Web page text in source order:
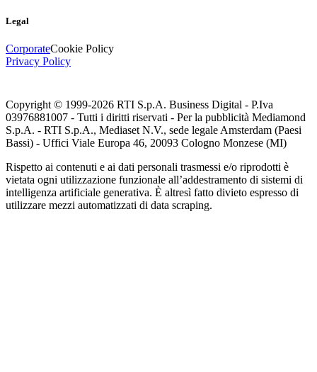
Legal
CorporateCookie Policy
Privacy Policy
Copyright © 1999-2026 RTI S.p.A. Business Digital - P.Iva
03976881007 - Tutti i diritti riservati - Per la pubblicità Mediamond
S.p.A. - RTI S.p.A., Mediaset N.V., sede legale Amsterdam (Paesi
Bassi) - Uffici Viale Europa 46, 20093 Cologno Monzese (MI)
Rispetto ai contenuti e ai dati personali trasmessi e/o riprodotti è
vietata ogni utilizzazione funzionale all’addestramento di sistemi di
intelligenza artificiale generativa. È altresì fatto divieto espresso di
utilizzare mezzi automatizzati di data scraping.